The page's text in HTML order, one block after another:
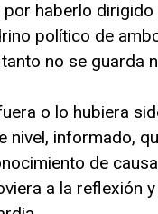
haberlo dirigido
político de
no se guarda
o lo hubiera
nivel, informado,
de
a la reflexión